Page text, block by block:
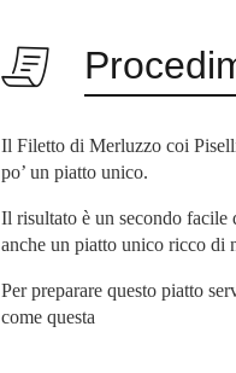
Il Filetto di Merluzzo coi
po’ un piatto unico.
Il risultato è un secondo facile
anche un piatto unico ricco di
Per preparare questo piatto
come questa